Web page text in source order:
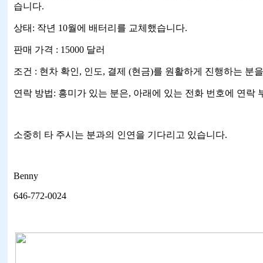
습니다.
상태: 작년 10월에 배터리를 교체했습니다.
판매 가격 : 15000 달러
조건 : 현차 확인, 인도, 결제 (현금)를 원활하게 진행하는 분
연락 방법: 흥미가 있는 분은, 아래에 있는 전화 번호에 연락
소중히 타 주시는 분과의 인연을 기다리고 있습니다.
Benny
646-772-0024